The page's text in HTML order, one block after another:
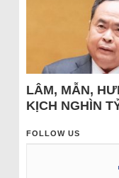
LÂM, MẪN,
KỊCH NGHÌN
FOLLOW US